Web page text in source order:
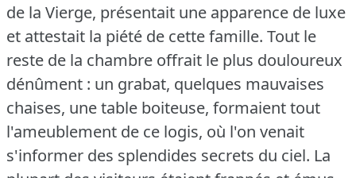
de la Vierge, présentait une apparence de luxe
et attestait la piété de cette famille. Tout le
reste de la chambre offrait le plus douloureux
dénûment : un grabat, quelques mauvaises
chaises, une table boiteuse, formaient tout
l'ameublement de ce logis, où l'on venait
s'informer des splendides secrets du ciel. La